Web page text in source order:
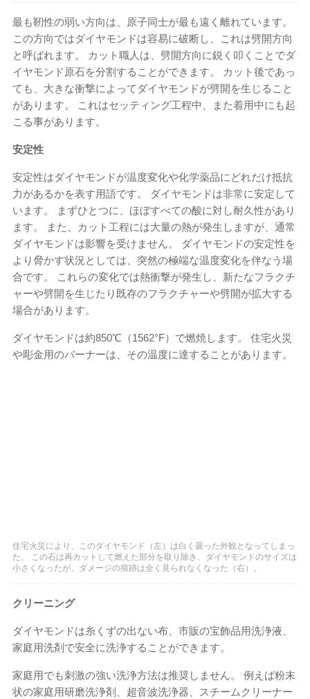
最も靭性の弱い方向は、原子同士が最も遠く離れています。
この方向ではダイヤモンドは容易に破断し、これは劈開方向
と呼ばれます。 カット職人は、劈開方向に鋭く叩くことでダ
イヤモンド原石を分割することができます。 カット後であっ
ても、大きな衝撃によってダイヤモンドが劈開を生じること
があります。 これはセッティング工程中、また着用中にも起
こる事があります。
安定性
安定性はダイヤモンドが温度変化や化学薬品にどれだけ抵抗
力があるかを表す用語です。 ダイヤモンドは非常に安定して
います。 まずひとつに、ほぼすべての酸に対し耐久性があり
ます。 また、カット工程には大量の熱が発生しますが、通常
ダイヤモンドは影響を受けません。 ダイヤモンドの安定性を
より脅かす状況としては、突然の極端な温度変化を伴なう場
合です。 これらの変化では熱衝撃が発生し、新たなフラクチ
ャーや劈開を生じたり既存のフラクチャーや劈開が拡大する
場合があります。
ダイヤモンドは約850℃（1562°F）で燃焼します。 住宅火災
や彫金用のバーナーは、その温度に達することがあります。
住宅火災により、このダイヤモンド（左）は白く曇った外観となってしまっ
た。 この石は再カットして燃えた部分を取り除き、ダイヤモンドのサイズは
小さくなったが、ダメージの痕跡は全く見られなくなった（右）。
クリーニング
ダイヤモンドは糸くずの出ない布、市販の宝飾品用洗浄液、
家庭用洗剤で安全に洗浄することができます。
家庭用でも刺激の強い洗浄方法は推奨しません。 例えば粉末
状の家庭用研磨洗浄剤、超音波洗浄器、スチームクリーナー